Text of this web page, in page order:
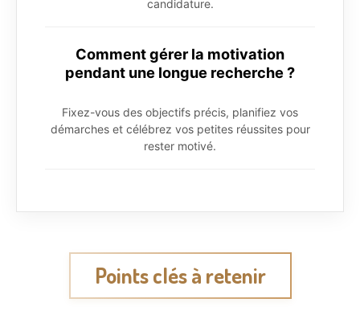
candidature.
Comment gérer la motivation
pendant une longue recherche ?
Fixez-vous des objectifs précis, planifiez vos
démarches et célébrez vos petites réussites pour
rester motivé.
Points clés à retenir